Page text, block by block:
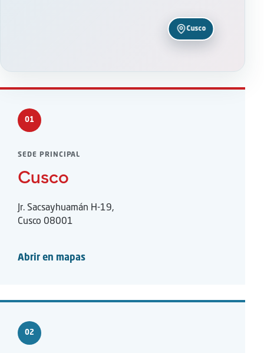
01
SEDE PRINCIPAL
Cusco
Jr. Sacsayhuamán H-19,
Cusco 08001
Abrir en mapas
Cusco
02